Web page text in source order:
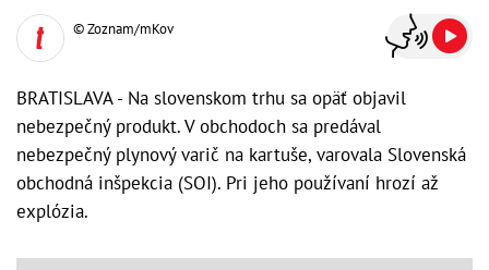
© Zoznam/mKov
BRATISLAVA - Na slovenskom trhu sa opäť objavil
nebezpečný produkt. V obchodoch sa predával
nebezpečný plynový varič na kartuše, varovala Slovenská
obchodná inšpekcia (SOI). Pri jeho používaní hrozí až
explózia.